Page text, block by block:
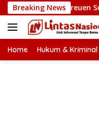
Langsung
ke
konten
Breaking News
di Bireuen Segera
Home Hukum & Kriminal